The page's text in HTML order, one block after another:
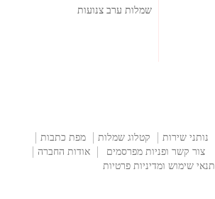
שמלות ערב צנועות
נותני שירות קטלוג שמלות
מפת כתבות
צור קשר ופניות מפרסמים
אודות החברה
תנאי שימוש ומדיניות פרטיות